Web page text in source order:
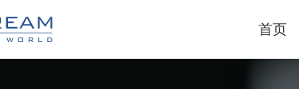
首页